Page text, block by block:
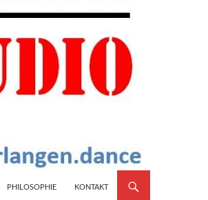
PHILOSOPHIE KONTAKT